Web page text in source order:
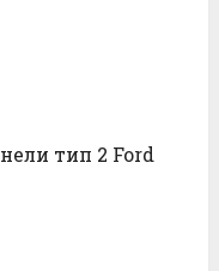
тип 2 Ford